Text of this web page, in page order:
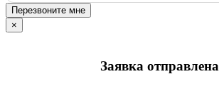
Перезвоните мне
×
Заявка отправлена